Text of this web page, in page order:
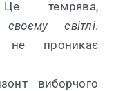
Це темрява,
світлі.
не проникає
виборчого